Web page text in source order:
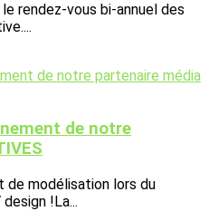
rendez-vous bi-annuel des
de notre
de modélisation lors du
!La...